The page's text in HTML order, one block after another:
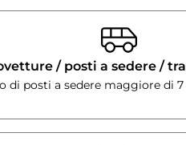
/ posti a sedere /
di posti a sedere maggiore di